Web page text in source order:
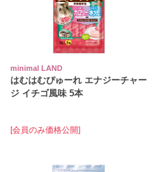
minimal LAND
はむはむぴゅーれ エナジーチャー
ジ イチゴ風味 5本
[会員のみ価格公開]